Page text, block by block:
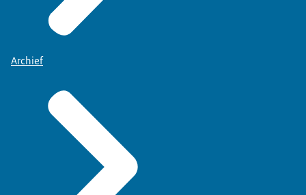
Archief